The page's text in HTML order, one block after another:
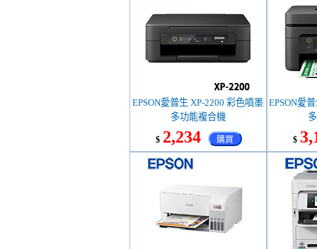
EPSON愛普生 XP-2200 彩色噴墨
多功能複合機
$ 2,234 購買
EPSON愛
$